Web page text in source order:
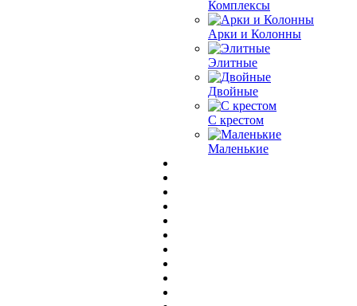
Комплексы
Арки и Колонны
Элитные
Двойные
С крестом
Маленькие